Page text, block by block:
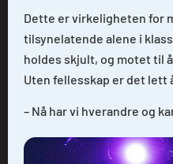
Dette er virkeligheten for
tilsynelatende alene i
holdes skjult, og motet til
Uten fellesskap er det lett
– Nå har vi hverandre og